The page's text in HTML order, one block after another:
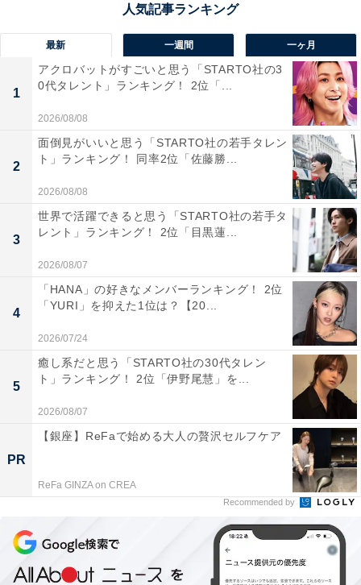
長いゴンドラです。約25分間の空中散歩では、エメラル
ドグリーンの清津川やブナの原生林を眼下に見て、壮大
なパノラマを楽しめます。特に秋は、山全体が赤、黄、
緑のグラデーションに染まる、圧巻の紅葉風景が広がり
ます。起伏に富んだコースがまるで龍の背中のようであ
ることから「ドラゴンドラ」と名付けられ、絶景体験が
できるスポットです。
回答者からは「ゴンドラからという、天空から眺める紅
葉が新鮮で素晴らしい」（40代男性／愛知県）、「渓谷
の奇岩絶景と清流、鮮やかな紅葉のコントラストが素晴
らしいスポットだと思います」（30代女性／愛知県）、
「公式サイトに掲載されている画像が、息を飲むほど美
しい紅葉が広がる景色で、ゴンドラからこんな景色をゆ
っくり眺められたら最高だから」（40代女性／愛知県）
といった声が集まりました。
※回答者からのコメントは原文ママです
All About ニュースの編集者。オールアバウトに入社後、SNSトレン
ドにフォーカスした記事執筆やSEOライティングの経験を経て、の
ちにAll About ニュースチームのメンバーに加入。現在は旅行・カル
チャー・エンタメなどを中心に企画編集を担当。東京都出身。居酒
...続きを読む
最新 一週間 一ヶ月
1
アクロバットがすごいと思う「STARTO社の3
0代タレント」ランキング！ 2位「...
2026/08/08
2
面倒見がいいと思う「STARTO社の若手タレン
ト」ランキング！ 同率2位「佐藤勝...
2026/08/08
3
世界で活躍できると思う「STARTO社の若手タ
レント」ランキング！ 2位「目黒蓮...
2026/08/07
4
「HANA」の好きなメンバーランキング！ 2位
「YURI」を抑えた1位は？【20...
2026/07/24
5
癒し系だと思う「STARTO社の30代タレン
ト」ランキング！ 2位「伊野尾慧」を...
2026/08/07
PR
【銀座】ReFaで始める大人の贅沢セルフケア
ReFa GINZA on CREA
Recommended by